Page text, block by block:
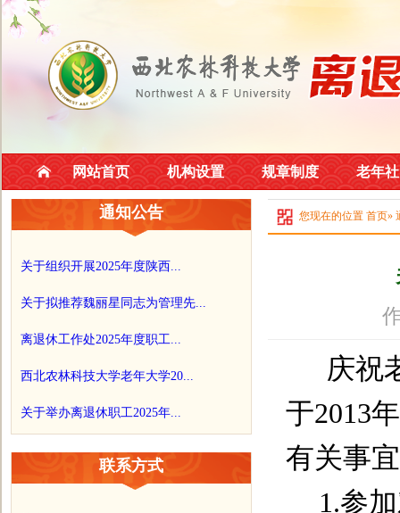
网站首页 机构设置 规章制度 老年
通知公告
关于组织开展2025年度陕西...
关于拟推荐魏丽星同志为管理先...
离退休工作处2025年度职工...
西北农林科技大学老年大学20...
关于举办离退休职工2025年...
联系方式
您现在的位置 首页»
庆祝
于2013年
有关事
1.参